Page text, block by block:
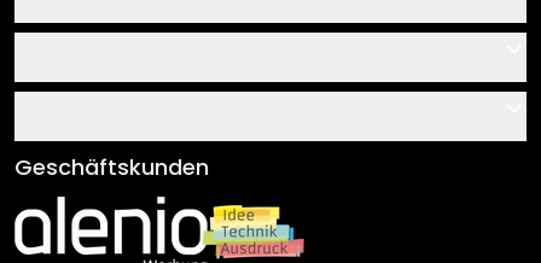
Über uns
Klebe- und Montageanleitungen
Newsletter An-/Abmeldung
AGB
Impressum
Versand & Zahlung
Geschäftskunden